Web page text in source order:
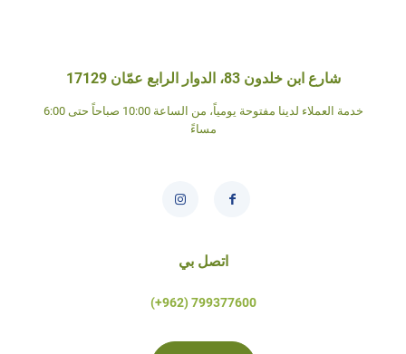
شارع ابن خلدون 83، الدوار الرابع عمّان 17129
خدمة العملاء لدينا مفتوحة يومياً، من الساعة 10:00 صباحاً حتى 6:00
مساءً
اتصل بي
799377600 (962+)